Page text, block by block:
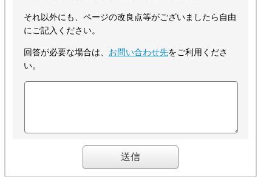
それ以外にも、ページの改良点等がございましたら自由
にご記入ください。
回答が必要な場合は、 お問い合わせ先をご利用くださ
い。